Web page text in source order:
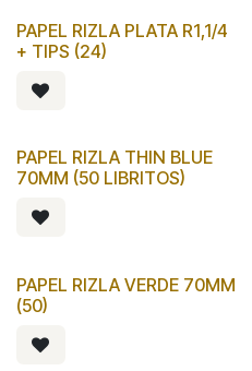
PAPEL RIZLA PLATA R1,1/4
+ TIPS (24)
PAPEL RIZLA THIN BLUE
70MM (50 LIBRITOS)
PAPEL RIZLA VERDE 70MM
(50)